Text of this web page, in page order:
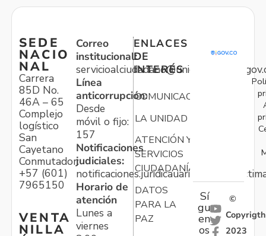
SEDE
NACIO
NAL
Carrera
85D No.
46A – 65
Complejo
logístico
San
Cayetano
Conmutador:
+57 (601)
7965150
VENTA
NILLA
Correo
institucional:
Línea
anticorrupción:
Desde
móvil o fijo:
157
Notificaciones
judiciales:
Horario de
atención
Lunes a
viernes
ENLACES
DE
INTERÉS
COMUNICACIONES
LA UNIDAD
ATENCIÓN Y
SERVICIOS
CIUDADANÍA
DATOS
PARA LA
PAZ
Sí
gu
en
os
©
Copyrigth
2023